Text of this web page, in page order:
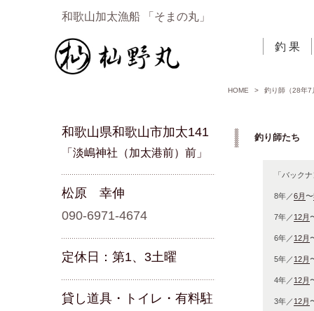
和歌山加太漁船 「そまの丸」
釣 果
HOME > 釣り師（28年7
釣り師たち
「バック
8年／6月 〜
7年／ 12月
6年／ 12月
5年／ 12月
4年／ 12月
3年／ 12月
和歌山県和歌山市加太141
「淡嶋神社（加太港前）前」
松原 幸伸
090-6971-4674
定休日：第1、3土曜
貸し道具・トイレ・有料駐